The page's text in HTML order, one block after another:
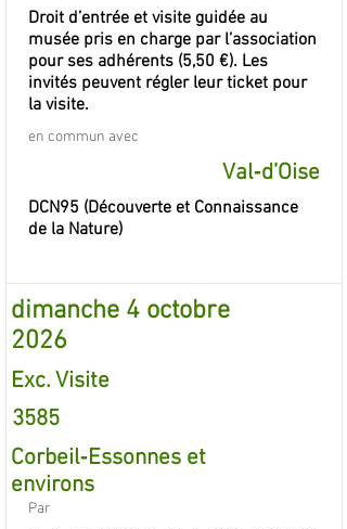
Droit d’entrée et visite guidée au
musée pris en charge par l’association
pour ses adhérents (5,50 €). Les
invités peuvent régler leur ticket pour
la visite.
en commun avec
Val‐d’Oise
DCN95 (Découverte et Connaissance
de la Nature)
dimanche 4 octobre
2026
Exc. Visite
3585
Corbeil‐Essonnes et
environs
Par